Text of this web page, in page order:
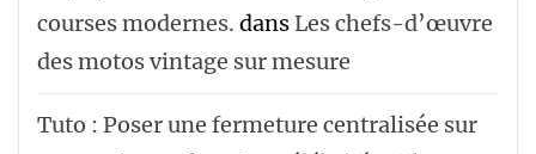
courses modernes. dans Les chefs-d’œuvre
des motos vintage sur mesure
Tuto : Poser une fermeture centralisée sur